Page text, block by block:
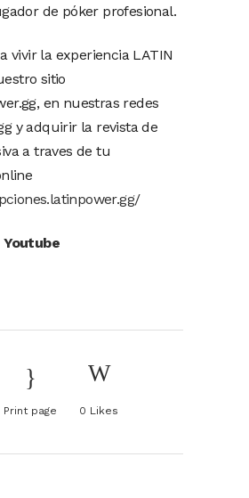
de póker profesional.
vivir la experiencia LATIN
sitio
en nuestras redes
y adquirir la revista de
a traves de tu
Youtube
Print page 0 Likes